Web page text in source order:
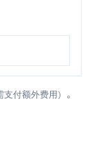
付额外费用）。